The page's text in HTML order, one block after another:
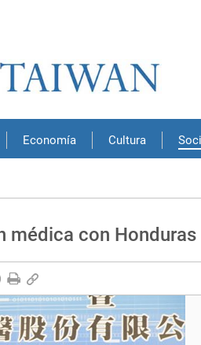
Economía Cultura
médica con Honduras